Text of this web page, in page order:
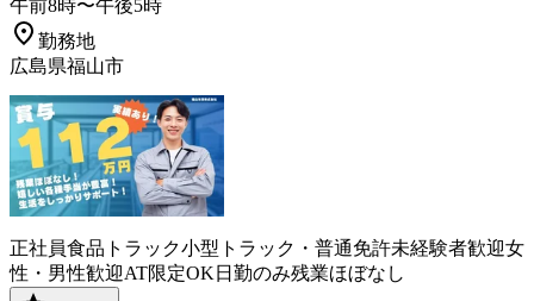
午前8時〜午後5時
勤務地
広島県福山市
正社員食品 トラック小型トラック・普通免許未経験者歓迎女
性・男性歓迎AT限定OK 日勤のみ残業ほぼなし